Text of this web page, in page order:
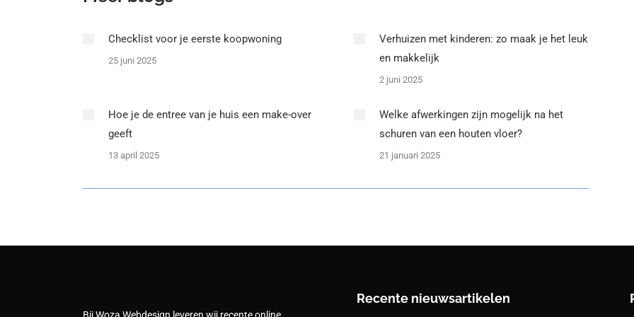
Checklist voor je eerste koopwoning
25 juni 2025
Verhuizen met kinderen: zo maak je het leuk
en makkelijk
2 juni 2025
Hoe je de entree van je huis een make-over
geeft
13 april 2025
Welke afwerkingen zijn mogelijk na het
schuren van een houten vloer?
21 januari 2025
Recente nieuwsartikelen